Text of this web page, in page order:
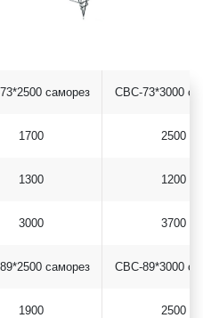
саморез
1700
1300
3000
СВС-73*3000
2500
1200
3700
саморез
1900
СВС-89*3000
2500